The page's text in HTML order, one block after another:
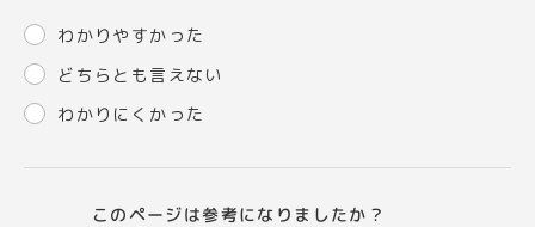
わかりやすかった
どちらとも言えない
わかりにくかった
このページは参考になりましたか？